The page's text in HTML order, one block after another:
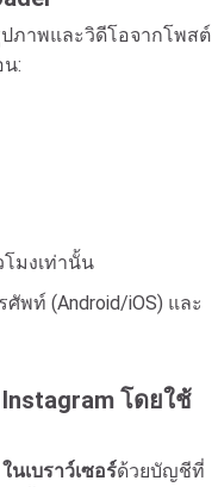
ภาพและวิดีโอจากโพสต์
:
โมงเท่านั้น
พท์ (Android/iOS) และ
โดยใช้
นเบราว์เซอร์ด้วยบัญชีที่